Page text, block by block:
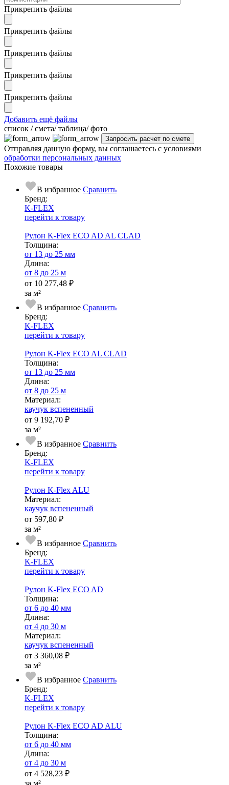
Прикрепить файлы
Прикрепить файлы
Прикрепить файлы
Прикрепить файлы
Прикрепить файлы
Добавить ещё файлы
cписок / смета/ таблица/ фото
Отправляя данную форму, вы соглашаетесь с условиями
обработки персональных данных
Похожие товары
В избранное Сравнить
Бренд:
K-FLEX
перейти к товару
Рулон K-Flex ECO AD AL CLAD
Тол­щи­на:
от 13 до 25 мм
Длина:
от 8 до 25 м
от 10 277,48 ₽
за м²
В избранное Сравнить
Бренд:
K-FLEX
перейти к товару
Рулон K-Flex ECO AL CLAD
Тол­щи­на:
от 13 до 25 мм
Длина:
от 8 до 25 м
Ма­­те­­ри­­ал:
каучук вспененный
от 9 192,70 ₽
за м²
В избранное Сравнить
Бренд:
K-FLEX
перейти к товару
Рулон K-Flex ALU
Ма­­те­­ри­­ал:
каучук вспененный
от 597,80 ₽
за м²
В избранное Сравнить
Бренд:
K-FLEX
перейти к товару
Рулон K-Flex ECO AD
Тол­щи­на:
от 6 до 40 мм
Длина:
от 4 до 30 м
Ма­­те­­ри­­ал:
каучук вспененный
от 3 360,08 ₽
за м²
В избранное Сравнить
Бренд:
K-FLEX
перейти к товару
Рулон K-Flex ECO AD ALU
Тол­щи­на:
от 6 до 40 мм
Длина:
от 4 до 30 м
от 4 528,23 ₽